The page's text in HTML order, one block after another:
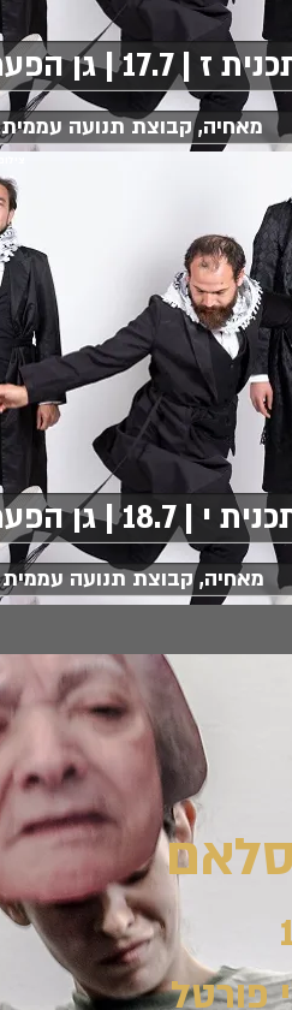
ז | 17.7 | גן הפעמון
מאחיה, קבוצת תנועה עממית
י | 18.7 | גן הפעמון
מאחיה, קבוצת תנועה עממית
פורטל